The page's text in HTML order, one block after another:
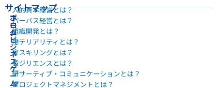
サイトマップ
ホ
ー
ム
ビ
ジ
ネ
ス
ゲ
ー
ム
ブ
ロ
グ
内
定
者
研
修
人的資本経営とは？
パーパス経営とは？
組織開発とは？
マテリアリティとは？
リスキリングとは？
レジリエンスとは？
アサーティブ・コミュニケーションとは？
プロジェクトマネジメントとは？